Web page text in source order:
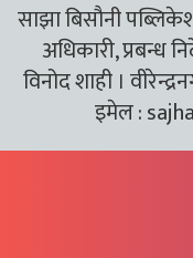
साझा बिसौनी
अधिकारी, प्रबन्ध
विनोद शाही ।
इमेल :